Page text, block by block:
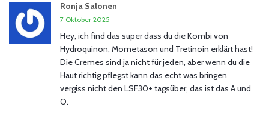
Ronja Salonen
7 Oktober 2025
Hey, ich find das super dass du die Kombi von
Hydroquinon, Mometason und Tretinoin erklärt hast!
Die Cremes sind ja nicht für jeden, aber wenn du die
Haut richtig pflegst kann das echt was bringen
vergiss nicht den LSF30+ tagsüber, das ist das A und
O.